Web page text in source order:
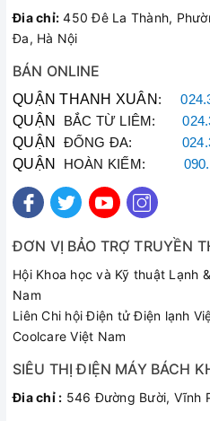
Đia chỉ: 450 Đê La Thành,
Đa, Hà Nội
BÁN ONLINE
QUẬN THANH XUÂN :
QUẬN BẮC TỪ LIÊM:
QUẬN ĐỐNG ĐA:
QUẬN HOÀN KIẾM:
ĐƠN VỊ BẢO TRỢ TRUYỀN
Hội Khoa học và Kỹ thuật Lạnh
Nam
Liên Chi hội Điện tử Điện lạnh
Coolcare Việt Nam
SIÊU THỊ ĐIỆN MÁY BÁCH
Đia chỉ : 546 Đường Bười, Vĩnh